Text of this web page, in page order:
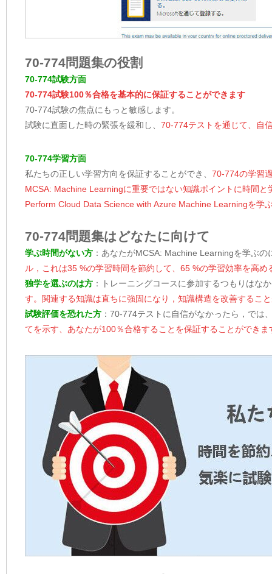
70-774問題集の役割
70-774試験方面
70-774試験100％合格を基本的に保証することができます
70-774試験の焦点にもっと敏感します。
試験に直面した時の緊張を緩和し、 70-774テストを通じて、自
70-774学習方面
私たちの正しい学習方向を保証することができ、 70-774の学習
MCSA: Machine Learningに重要ではない知識ポイントに時間
Perform Cloud Data Science with Azure Machine Learningを学
70-774問題集はどなたに向けて
学ぶ時間がない方 ：あなたがMCSA: Machine Learningを学ぶ
ル，これは35 %の学習時間を節約して、65 %の学習効率を高め
独学を選ぶのは方 ：トレーニングコースに参加するつもりはな
す。関連する知識は直ちに強固になり，知識構造を改善するこ
試験評価を恐れた方 ：70-774テストに自信がなかったら，では
てを示す、あなたが100％合格することを保証することができま